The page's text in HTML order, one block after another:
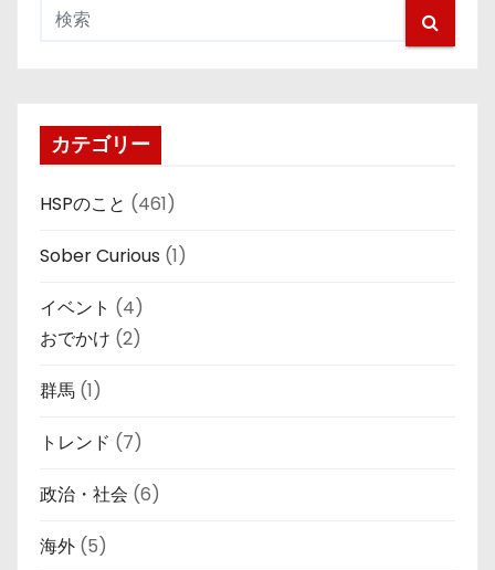
カテゴリー
HSPのこと (461)
Sober Curious (1)
イベント (4)
おでかけ (2)
群馬 (1)
トレンド (7)
政治・社会 (6)
海外 (5)